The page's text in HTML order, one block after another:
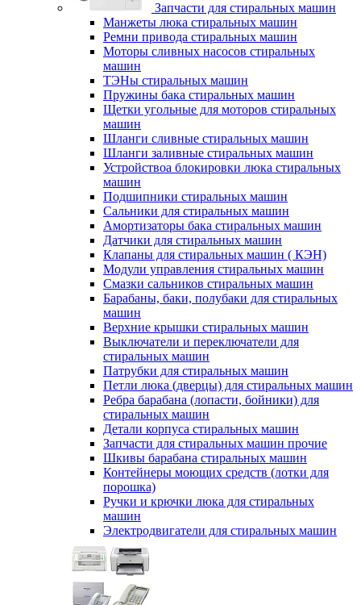
Запчасти для стиральных машин
Манжеты люка стиральных машин
Ремни привода стиральных машин
Моторы сливных насосов стиральных
машин
ТЭНы стиральных машин
Пружины бака стиральных машин
Щетки угольные для моторов стиральных
машин
Шланги сливные стиральных машин
Шланги заливные стиральных машин
Устройствоа блокировки люка стиральных
машин
Подшипники стиральных машин
Сальники для стиральных машин
Амортизаторы бака стиральных машин
Датчики для стиральных машин
Клапаны для стиральных машин ( КЭН)
Модули управления стиральных машин
Смазки сальников стиральных машин
Барабаны, баки, полубаки для стиральных
машин
Верхние крышки стиральных машин
Выключатели и переключатели для
стиральных машин
Патрубки для стиральных машин
Петли люка (дверцы) для стиральных машин
Ребра барабана (лопасти, бойники) для
стиральных машин
Детали корпуса стиральных машин
Запчасти для стиральных машин прочие
Шкивы барабана стиральных машин
Контейнеры моющих средств (лотки для
порошка)
Ручки и крючки люка для стиральных
машин
Электродвигатели для стиральных машин